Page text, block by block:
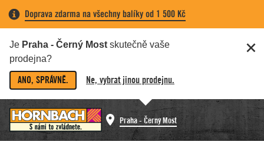
Doprava zdarma na všechny balíky od 1 500 Kč
Je Praha - Černý Most skutečně vaše
prodejna?
ANO, SPRÁVNĚ. Ne, vybrat jinou prodejnu.
Praha - Černý Most